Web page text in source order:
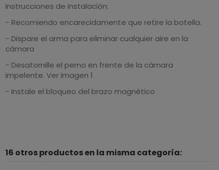
Instrucciones de instalación:
- Recomiendo encarecidamente que retire la botella.
- Dispare el arma para eliminar cualquier aire en la
cámara
- Desatornille el perno en frente de la cámara
impelente. Ver imagen 1
- Instale el bloqueo del brazo magnético
16 otros productos en la misma categoría: